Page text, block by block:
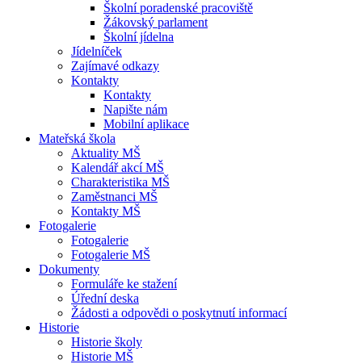
Školní poradenské pracoviště
Žákovský parlament
Školní jídelna
Jídelníček
Zajímavé odkazy
Kontakty
Kontakty
Napište nám
Mobilní aplikace
Mateřská škola
Aktuality MŠ
Kalendář akcí MŠ
Charakteristika MŠ
Zaměstnanci MŠ
Kontakty MŠ
Fotogalerie
Fotogalerie
Fotogalerie MŠ
Dokumenty
Formuláře ke stažení
Úřední deska
Žádosti a odpovědi o poskytnutí informací
Historie
Historie školy
Historie MŠ